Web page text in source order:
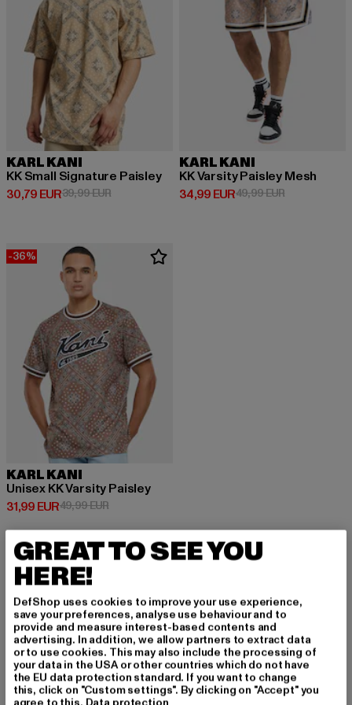
KARL KANI
KK Small Signature Paisley
30,79 EUR
Ajankohtainen hinta: 30,79 EUR
39,99 EURKampanjahinta: 39,99 EUR
KARL KANI
KK Varsity Paisley Mesh
34,99 EUR
Ajankohtainen hinta: 34,99 EUR
49,99 EUR
-36%
KARL KANI
Unisex KK Varsity Paisley
31,99 EUR
Ajankohtainen hinta: 31,99 EUR
49,99 EURKampanjahinta: 49,99 EUR
REKISTERÖIDY PYS
YÄKSESI INSPIROIT
UNEENA!
GREAT TO SEE YOU
HERE!
DefShop uses cookies to improve your use experience,
save your preferences, analyse use behaviour and to
provide and measure interest-based contents and
advertising. In addition, we allow partners to extract data
or to use cookies. This may also include the processing of
your data in the USA or other countries which do not have
the EU data protection standard. If you want to change
this, click on "Custom settings". By clicking on "Accept" you